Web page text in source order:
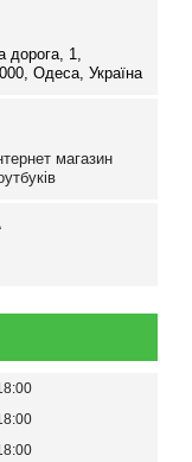
дорога, 1,
Одеса, Україна
магазин